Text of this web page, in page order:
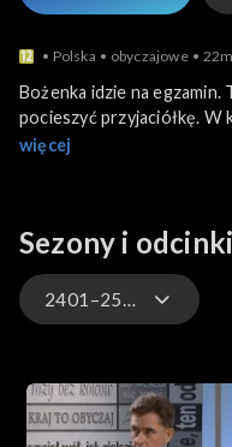
Polska obyczajowe 22m
Bożenka idzie na
pocieszyć przyjaciółkę. W
Miłoszem, żeby wygarnąć
Przekonuje Agnieszkę, że
wychowawcze i żałuje, że
więcej
Sezony i odcinki
2401–2500
4601–4700